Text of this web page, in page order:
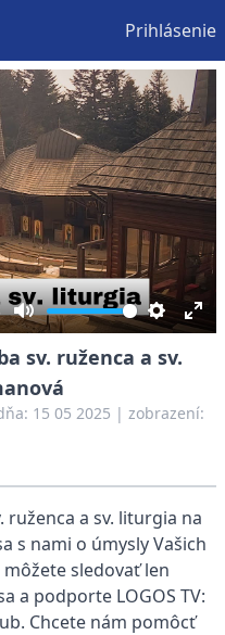
Prihlásenie
Mute Settings
sv. ruženca a sv.
15 05 2025 | zobrazení:
a sv. liturgia na
s nami o úmysly Vašich
sledovať len
a podporte LOGOS TV:
Chcete nám pomôcť